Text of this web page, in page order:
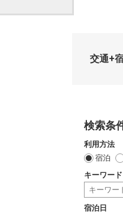
交通+
検索条
利用方法
宿泊
キーワード
宿泊日